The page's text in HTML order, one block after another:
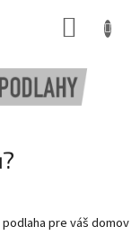
pre váš domov